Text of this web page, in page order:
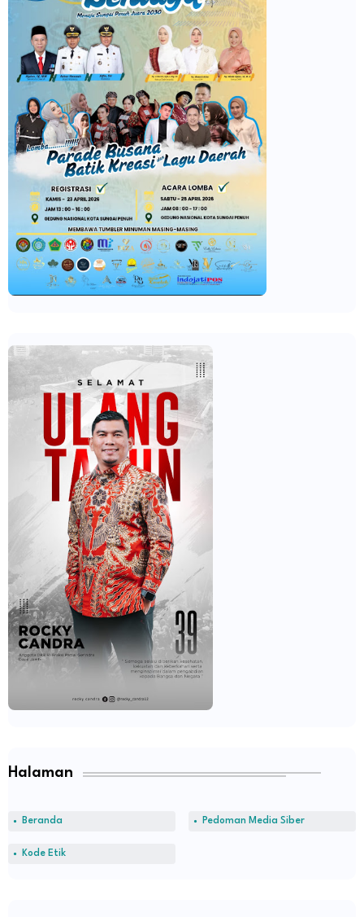
Halaman
Beranda Pedoman Media Siber
Kode Etik